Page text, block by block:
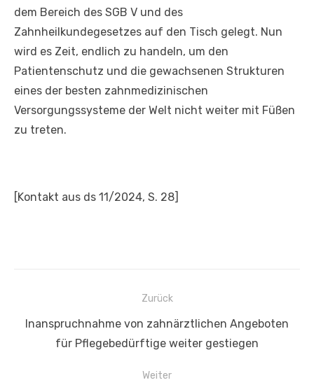
dem Bereich des SGB V und des
Zahnheilkundegesetzes auf den Tisch gelegt. Nun
wird es Zeit, endlich zu handeln, um den
Patientenschutz und die gewachsenen Strukturen
eines der besten zahnmedizinischen
Versorgungssysteme der Welt nicht weiter mit Füßen
zu treten.
[Kontakt aus ds 11/2024, S. 28]
Beitragsnavigation
Zurück
Vorheriger
Inanspruchnahme von zahnärztlichen Angeboten
für Pflegebedürftige weiter gestiegen
Weiter